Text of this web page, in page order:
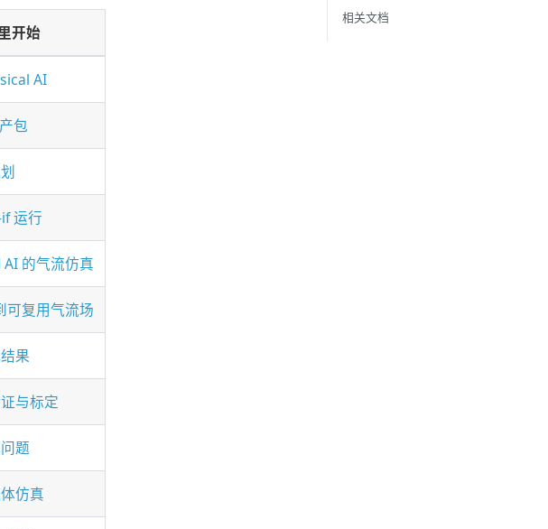
开始
AI
包
运行
的气流仿真
可复用气流场
果
与标定
题
仿真
相关文档